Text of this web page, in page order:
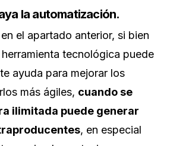
la automatización.
el apartado anterior, si bien
tecnológica puede
ayuda para mejorar los
más ágiles, cuando se
ilimitada puede generar
, en especial